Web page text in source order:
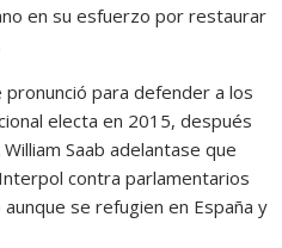
en su esfuerzo por restaurar
pronunció para defender a los
electa en 2015, después
Saab adelantase que
contra parlamentarios
se refugien en España y